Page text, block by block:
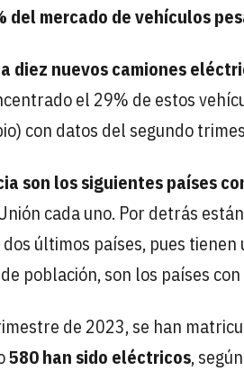
del mercado de vehículos
diez nuevos camiones
el 29% de estos
con datos del segundo
son los siguientes países
cada uno. Por detrás están
últimos países, pues
población, son los países
de 2023, se han
580 han sido eléctricos,